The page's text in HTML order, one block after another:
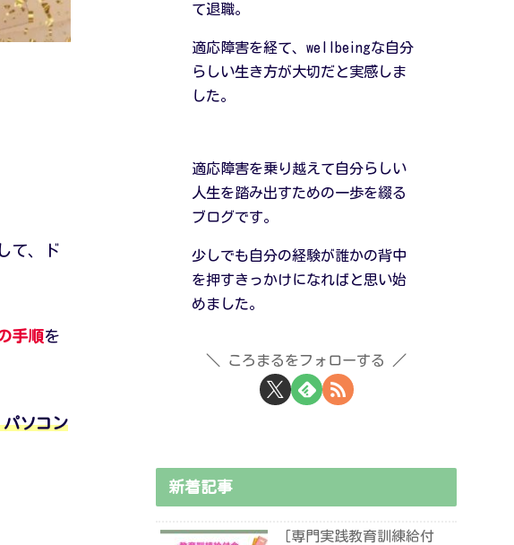
て、ド
手順を
ソコン
て退職。
適応障害を経て、wellbeingな自分
らしい生き方が大切だと実感しま
した。
適応障害を乗り越えて自分らしい
人生を踏み出すための一歩を綴る
ブログです。
少しでも自分の経験が誰かの背中
を押すきっかけになればと思い始
めました。
ころまるをフォローする
新着記事
［専門実践教育訓練給付